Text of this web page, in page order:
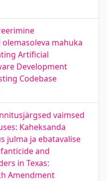
mahuka
Artificial
Development
Codebase
vaimsed
Kaheksanda
julma ja ebatavalise
and
in Texas:
Amendment